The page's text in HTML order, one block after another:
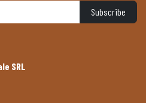
Subscribe
SRL